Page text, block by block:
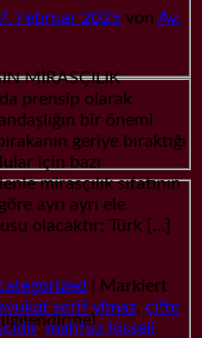
Februar 2025 von Av.
MİRASÇILIK
prensip olarak
bir önemi
geriye bıraktığı
için bazı
mirasçılık sıfatının
ayrı ayrı ele
olacaktır; Türk […]
Markiert
serif ylmaz, çifte
,mahfuz hisseli